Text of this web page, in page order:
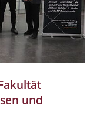
und